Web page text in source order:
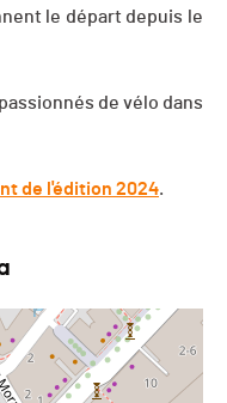
le départ depuis le
de vélo dans
de l'édition 2024.